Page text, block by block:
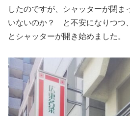
したのですが、シャッターが閉
いないのか？ と不安になりつつ
とシャッターが開き始めました。